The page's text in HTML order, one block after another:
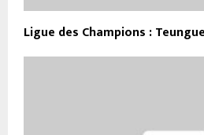
Ligue des Champions :